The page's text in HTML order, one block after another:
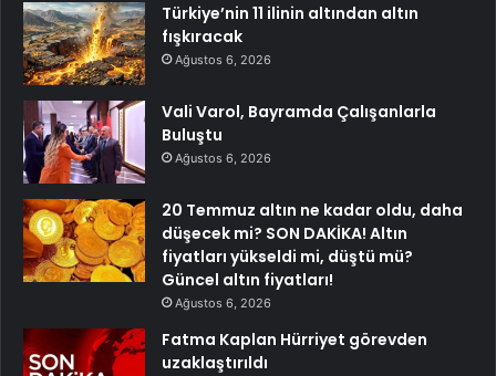
Türkiye’nin 11 ilinin altından altın
fışkıracak
Ağustos 6, 2026
Vali Varol, Bayramda Çalışanlarla
Buluştu
Ağustos 6, 2026
20 Temmuz altın ne kadar oldu, daha
düşecek mi? SON DAKİKA! Altın
fiyatları yükseldi mi, düştü mü?
Güncel altın fiyatları!
Ağustos 6, 2026
Fatma Kaplan Hürriyet görevden
uzaklaştırıldı